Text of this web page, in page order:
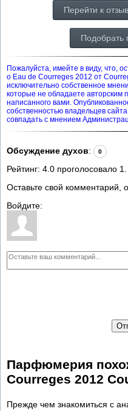
Перейти к
Подобрать
Пожалуйста, имейте в виду, что,
о Eau de Courreges 2012 от
исключительно собственное
которые не обладаете
написанного вами.
собственностью владельцев
совпадать с мнением
Обсуждение духов: 0
Рейтинг: 4.0 проголосовало 1
Оставьте свой комментарий,
Войдите:
Парфюмерия
Courreges 2012
Прежде чем знакомиться с